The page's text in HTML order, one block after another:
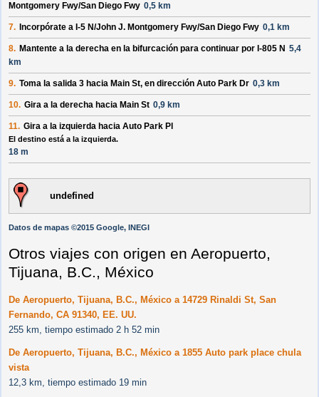
Montgomery Fwy/San Diego Fwy 0,5 km
7. Incorpórate a I-5 N/John J. Montgomery Fwy/San Diego Fwy 0,1 km
8. Mantente a la derecha en la bifurcación para continuar por I-805 N 5,4
km
9. Toma la salida 3 hacia Main St, en dirección Auto Park Dr 0,3 km
10. Gira a la derecha hacia Main St 0,9 km
11. Gira a la izquierda hacia Auto Park Pl
El destino está a la izquierda.
18 m
undefined
Datos de mapas ©2015 Google, INEGI
Otros viajes con origen en Aeropuerto,
Tijuana, B.C., México
De Aeropuerto, Tijuana, B.C., México a 14729 Rinaldi St, San
Fernando, CA 91340, EE. UU.
255 km, tiempo estimado 2 h 52 min
De Aeropuerto, Tijuana, B.C., México a 1855 Auto park place chula
vista
12,3 km, tiempo estimado 19 min